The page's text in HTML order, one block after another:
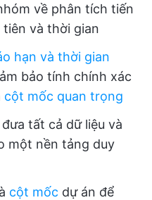
về phân tích tiến
tiên và thời gian
hạn và thời gian
bảo tính chính xác
cột mốc quan trọng
đưa tất cả dữ liệu và
một nền tảng duy
cột mốc dự án để